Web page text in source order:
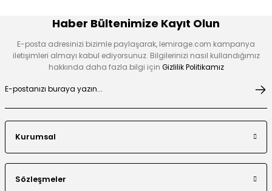
Organze Çiçek Nakışlı Tensel Abaya Takım
Boncuklu Dantel Aplike Detaylı Abaya Takım
Haber Bültenimize Kayıt Olun
E-posta adresinizi bizimle paylaşarak, lemirage.com kampanya
iletişimleri almayı kabul ediyorsunuz. Bilgilerinizi nasıl kullandığımız
hakkında daha fazla bilgi için Gizlilik Politikamız
Kurumsal
Sözleşmeler